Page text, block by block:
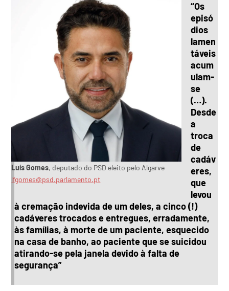
Luís Gomes, deputado do PSD eleito pelo Algarve
lfgomes@psd.parlamento.pt
“Os
episó
dios
lamen
táveis
acum
ulam-
se
(…).
Desde
a
troca
de
cadáv
eres,
que
levou
à cremação indevida de um deles, a cinco (!)
cadáveres trocados e entregues, erradamente,
às famílias, à morte de um paciente, esquecido
na casa de banho, ao paciente que se suicidou
atirando-se pela janela devido à falta de
segurança”